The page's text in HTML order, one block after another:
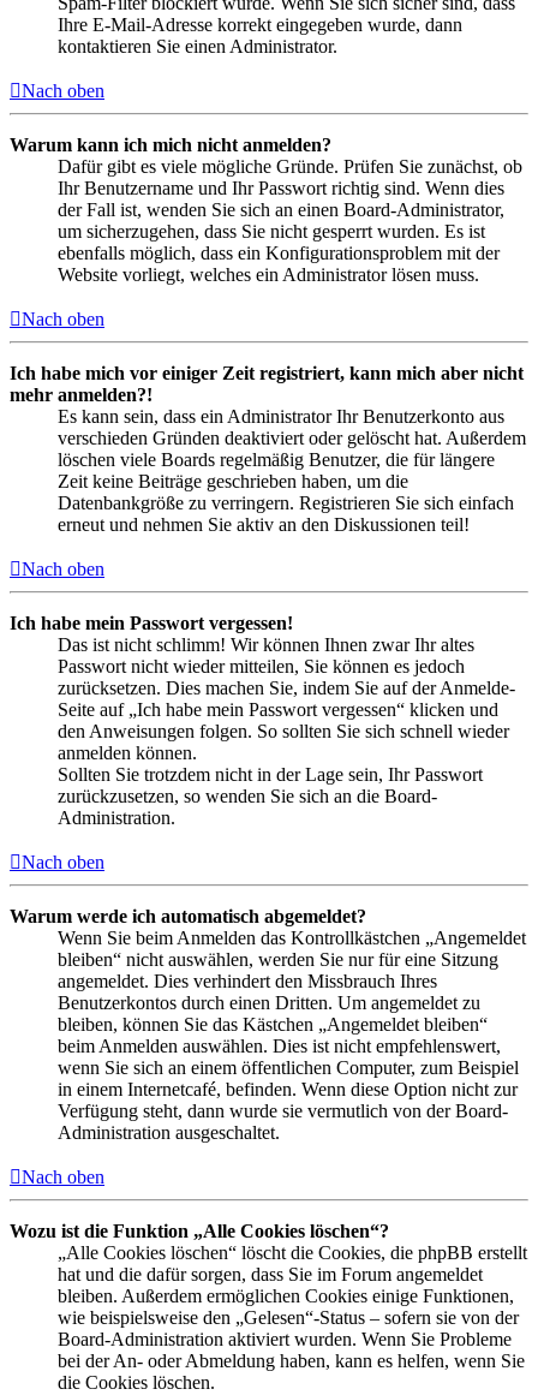
Ihre E-Mail-Adresse korrekt eingegeben wurde, dann
kontaktieren Sie einen Administrator.
Nach oben
Warum kann ich mich nicht anmelden?
Dafür gibt es viele mögliche Gründe. Prüfen Sie zunächst, ob
Ihr Benutzername und Ihr Passwort richtig sind. Wenn dies
der Fall ist, wenden Sie sich an einen Board-Administrator,
um sicherzugehen, dass Sie nicht gesperrt wurden. Es ist
ebenfalls möglich, dass ein Konfigurationsproblem mit der
Website vorliegt, welches ein Administrator lösen muss.
Nach oben
Ich habe mich vor einiger Zeit registriert, kann mich aber nicht
mehr anmelden?!
Es kann sein, dass ein Administrator Ihr Benutzerkonto aus
verschieden Gründen deaktiviert oder gelöscht hat. Außerdem
löschen viele Boards regelmäßig Benutzer, die für längere
Zeit keine Beiträge geschrieben haben, um die
Datenbankgröße zu verringern. Registrieren Sie sich einfach
erneut und nehmen Sie aktiv an den Diskussionen teil!
Nach oben
Ich habe mein Passwort vergessen!
Das ist nicht schlimm! Wir können Ihnen zwar Ihr altes
Passwort nicht wieder mitteilen, Sie können es jedoch
zurücksetzen. Dies machen Sie, indem Sie auf der Anmelde-
Seite auf „Ich habe mein Passwort vergessen“ klicken und
den Anweisungen folgen. So sollten Sie sich schnell wieder
anmelden können.
Sollten Sie trotzdem nicht in der Lage sein, Ihr Passwort
zurückzusetzen, so wenden Sie sich an die Board-
Administration.
Nach oben
Warum werde ich automatisch abgemeldet?
Wenn Sie beim Anmelden das Kontrollkästchen „Angemeldet
bleiben“ nicht auswählen, werden Sie nur für eine Sitzung
angemeldet. Dies verhindert den Missbrauch Ihres
Benutzerkontos durch einen Dritten. Um angemeldet zu
bleiben, können Sie das Kästchen „Angemeldet bleiben“
beim Anmelden auswählen. Dies ist nicht empfehlenswert,
wenn Sie sich an einem öffentlichen Computer, zum Beispiel
in einem Internetcafé, befinden. Wenn diese Option nicht zur
Verfügung steht, dann wurde sie vermutlich von der Board-
Administration ausgeschaltet.
Nach oben
Wozu ist die Funktion „Alle Cookies löschen“?
„Alle Cookies löschen“ löscht die Cookies, die phpBB erstellt
hat und die dafür sorgen, dass Sie im Forum angemeldet
bleiben. Außerdem ermöglichen Cookies einige Funktionen,
wie beispielsweise den „Gelesen“-Status – sofern sie von der
Board-Administration aktiviert wurden. Wenn Sie Probleme
bei der An- oder Abmeldung haben, kann es helfen, wenn Sie
die Cookies löschen.